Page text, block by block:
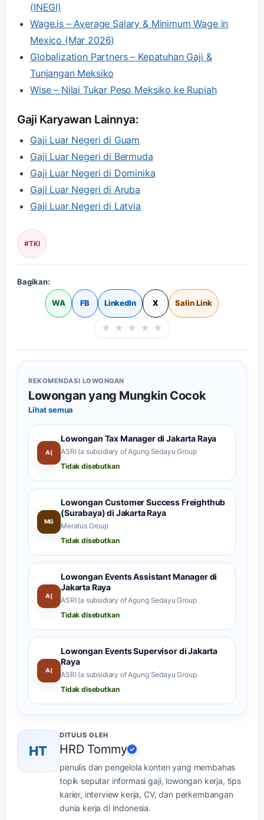
(INEGI)
Wage.is – Average Salary & Minimum Wage in
Mexico (Mar 2026)
Globalization Partners – Kepatuhan Gaji &
Tunjangan Meksiko
Wise – Nilai Tukar Peso Meksiko ke Rupiah
Gaji Karyawan Lainnya:
Gaji Luar Negeri di Guam
Gaji Luar Negeri di Bermuda
Gaji Luar Negeri di Dominika
Gaji Luar Negeri di Aruba
Gaji Luar Negeri di Latvia
#TKI
Bagikan:
WA FB LinkedIn X Salin Link
Beri rating halaman
★ ★ ★ ★ ★
REKOMENDASI LOWONGAN
Lowongan yang Mungkin Cocok
Lihat semua
A(
Lowongan Tax Manager di Jakarta Raya
ASRI (a subsidiary of Agung Sedayu Group
Tidak disebutkan
MG
Lowongan Customer Success Freighthub
(Surabaya) di Jakarta Raya
Meratus Group
Tidak disebutkan
A(
Lowongan Events Assistant Manager di
Jakarta Raya
ASRI (a subsidiary of Agung Sedayu Group
Tidak disebutkan
A(
Lowongan Events Supervisor di Jakarta
Raya
ASRI (a subsidiary of Agung Sedayu Group
Tidak disebutkan
HT
DITULIS OLEH
HRD Tommy ✓
penulis dan pengelola konten yang membahas
topik seputar informasi gaji, lowongan kerja, tips
karier, interview kerja, CV, dan perkembangan
dunia kerja di Indonesia.